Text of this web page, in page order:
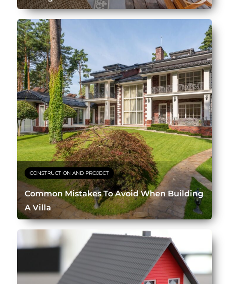
CONSTRUCTION AND PROJECT
Common Mistakes To Avoid When Building
A Villa